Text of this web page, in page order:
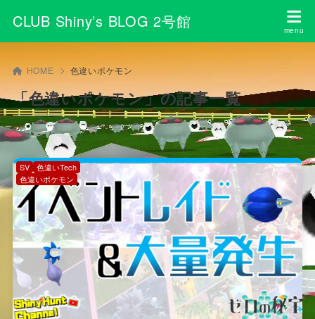
CLUB Shiny’s BLOG 2号館
HOME 色違いポケモン
「色違いポケモン」の記事一覧
SV
色違いTech
色違いポケモン